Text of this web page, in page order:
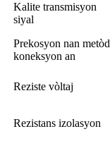
Kalite transmisyon
siyal
Prekosyon nan metòd
koneksyon an
Reziste vòltaj
Rezistans izolasyon